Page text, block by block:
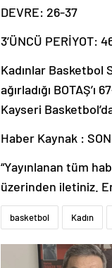
DEVRE: 26-37
3’ÜNCÜ PERİYOT:
Kadınlar Basketbol
ağırladığı
Kayseri
Haber Kaynak :
“Yayınlanan tüm
üzerinden iletiniz.
basketbol Kadın